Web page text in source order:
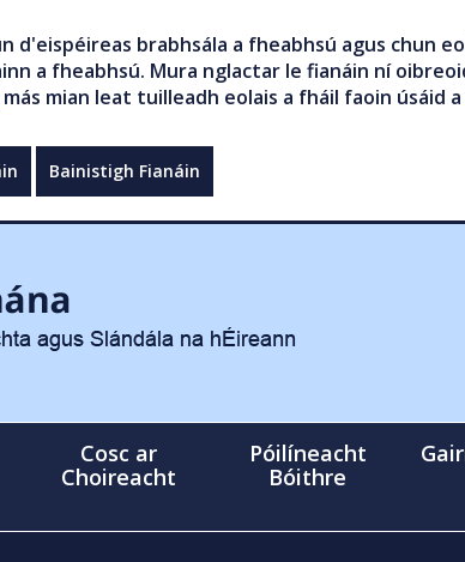
d'eispéireas brabhsála a fheabhsú agus chun
a fheabhsú. Mura nglactar le fianáin ní
más mian leat tuilleadh eolais a fháil faoin úsáid
Bainistigh Fianáin
Cosc ar
Choireacht
Póilíneacht
Bóithre